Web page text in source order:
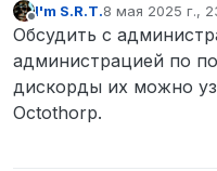
Не в сети
I'm S.R.T.8 мая 2025 г.,
Обсудить с
администрацией по
дискорды их можно
Octothorp.